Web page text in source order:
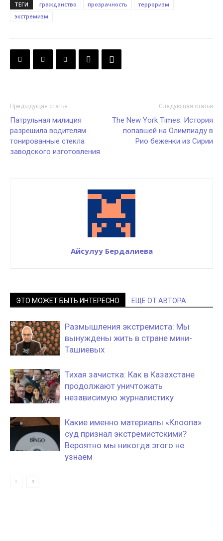
ТЕГИ гражданство прозрачность
терроризм
экстремизм
Предыдущая статья
Патрульная милиция
разрешила водителям
тонированные стекла
заводского изготовления
Следующая статья
The New York Times: История
попавшей на Олимпиаду в
Рио беженки из Сирии
Айсулуу Бердалиева
ЭТО МОЖЕТ БЫТЬ ИНТЕРЕСНО ЕЩЕ ОТ АВТОРА
Размышления экстремиста: Мы
вынуждены жить в стране мини-
Ташиевых
Тихая зачистка: Как в Казахстане
продолжают уничтожать
независимую журналистику
Какие именно материалы «Клоопа»
суд признал экстремистскими?
Вероятно мы никогда этого не
узнаем